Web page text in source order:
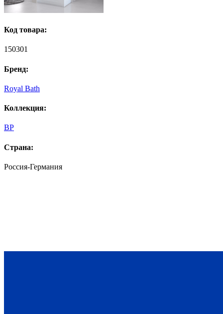
Код товара:
150301
Бренд:
Royal Bath
Коллекция:
BP
Страна:
Россия-Германия